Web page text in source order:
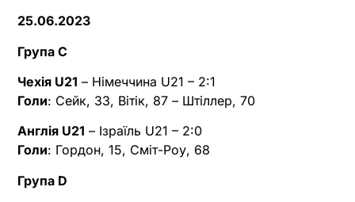
25.06.2023
Група C
Чехія U21 – Німеччина U21 – 2:1
Голи: Сейк, 33, Вітік, 87 – Штіллер, 70
Англія U21 – Ізраїль U21 – 2:0
Голи: Гордон, 15, Сміт-Роу, 68
Група D